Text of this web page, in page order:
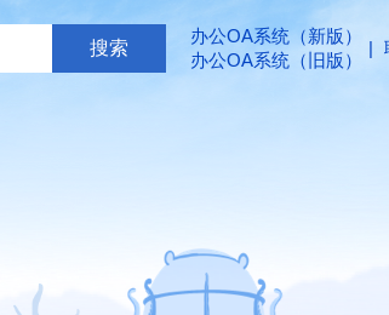
办公OA系统（新版）
办公OA系统（旧版）
|